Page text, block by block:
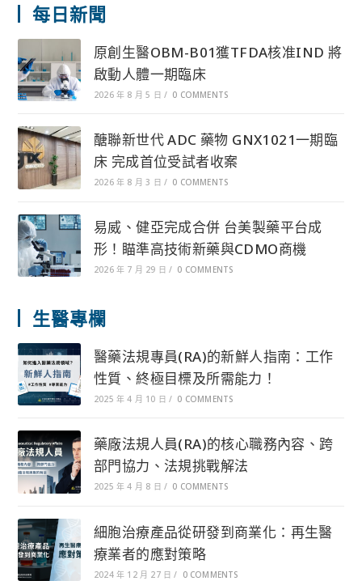
每日新聞
原創生醫OBM-B01獲TFDA核准IND 將
啟動人體一期臨床
2026 年 8 月 5 日 / 0 COMMENTS
醣聯新世代 ADC 藥物 GNX1021一期臨
床 完成首位受試者收案
2026 年 8 月 3 日 / 0 COMMENTS
易威、健亞完成合併 台美製藥平台成
形！瞄準高技術新藥與CDMO商機
2026 年 7 月 29 日 / 0 COMMENTS
生醫專欄
醫藥法規專員(RA)的新鮮人指南：工作
性質、終極目標及所需能力！
2025 年 4 月 10 日 / 0 COMMENTS
藥廠法規人員(RA)的核心職務內容、跨
部門協力、法規挑戰解法
2025 年 4 月 8 日 / 0 COMMENTS
細胞治療產品從研發到商業化：再生醫
療業者的應對策略
2024 年 12 月 27 日 / 0 COMMENTS